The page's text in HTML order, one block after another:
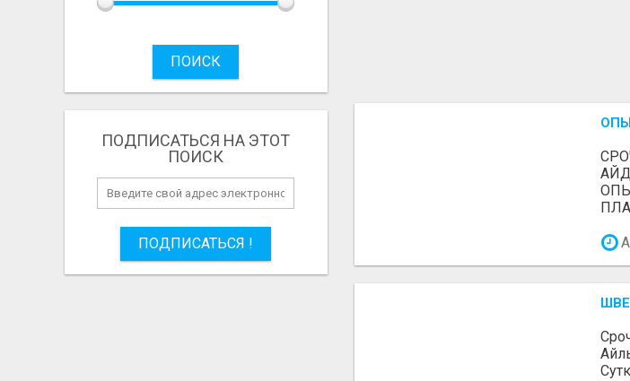
ПОИСК
ПОДПИСАТЬСЯ НА ЭТОТ
ПОИСК
ПОДПИСАТЬСЯ !